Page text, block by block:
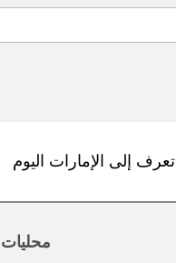
تعرف إلى الإمارات اليوم
محليات